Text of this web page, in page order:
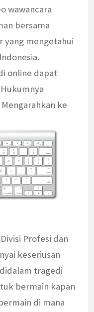
wawancara
bersama
yang mengetahui
online dapat
ke
Profesi dan
keseriusan
tragedi
bermain kapan
di mana